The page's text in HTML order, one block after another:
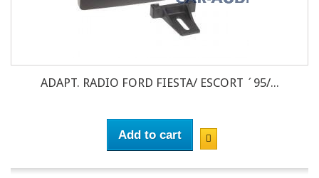
ADAPT. RADIO FORD FIESTA/ ESCORT ´95/...
Add to cart